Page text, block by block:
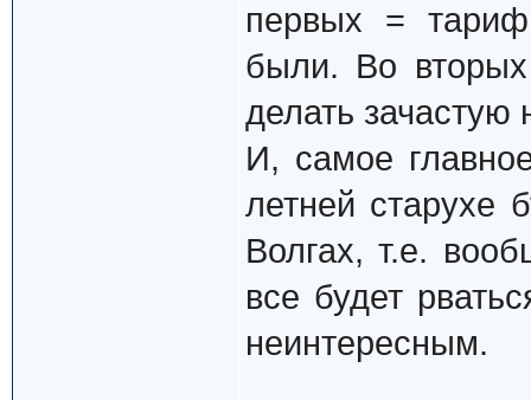
первых =
были. Во
делать зачастую
И, самое
летней старухе
Волгах, т.е.
все будет
неинтересным.